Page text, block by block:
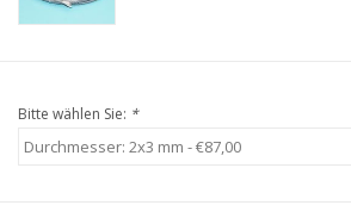
Bitte wählen Sie: *